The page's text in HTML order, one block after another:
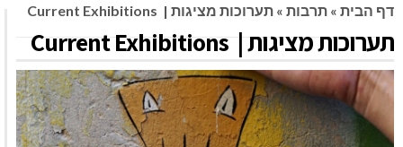
דף הבית » תרבות » תערוכות מציגות | Current Exhibitions
תערוכות מציגות | Current Exhibitions